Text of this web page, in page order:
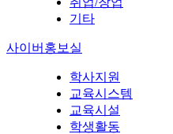
기타
사이버홍보실
학사지원
교육시스템
교육시설
학생활동